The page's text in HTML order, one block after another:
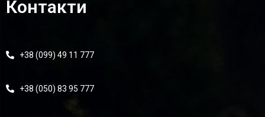
Контакти
+38 (099) 49 11 777
+38 (050) 83 95 777